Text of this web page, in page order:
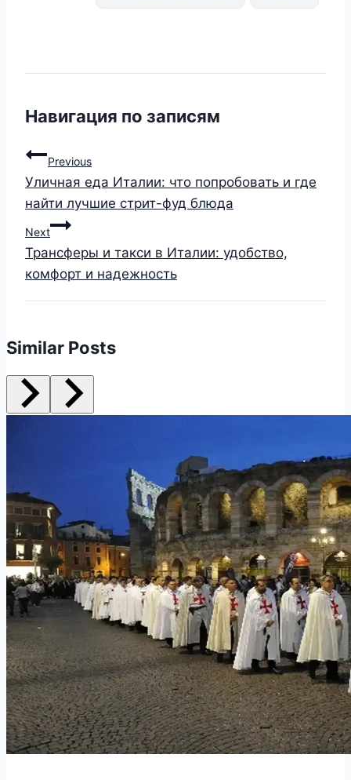
Навигация по записям
Previous
Уличная еда Италии: что попробовать и где
найти лучшие стрит-фуд блюда
Next
Трансферы и такси в Италии: удобство,
комфорт и надежность
Similar Posts